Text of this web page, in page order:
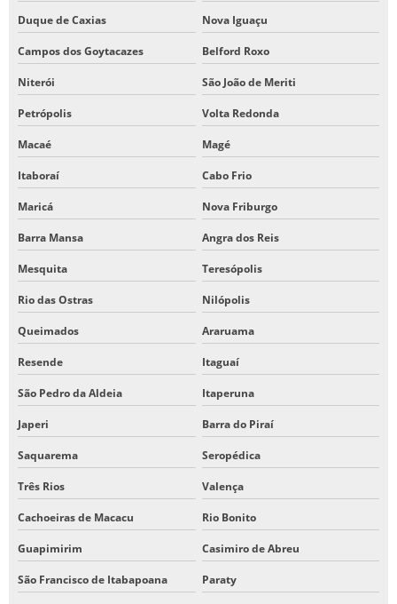
RETIFICA DE FERRAMENTAS
RETIFICA PARA FACAS DE MOINHO
SERVIÇO DE FRESAMENTO
USINAGEM DE LATERAIS DE MAQUINAS
USINAGEM LONGA
USINAR PARTES DE MAQUINAS
CORTE E CONFORMAÇÃO DE METAIS
ESTAMPAGEM DE CHAPAS DE AÇO
FACAS INDUSTRIAIS
FACA CHAPA
Duque de Caxias Nova Iguaçu
Campos dos Goytacazes Belford Roxo
Niterói São João de Meriti
Petrópolis Volta Redonda
Macaé Magé
Itaboraí Cabo Frio
Maricá Nova Friburgo
Barra Mansa Angra dos Reis
Mesquita Teresópolis
Rio das Ostras Nilópolis
Queimados Araruama
Resende Itaguaí
São Pedro da Aldeia Itaperuna
Japeri Barra do Piraí
Saquarema Seropédica
Três Rios Valença
Cachoeiras de Macacu Rio Bonito
Guapimirim Casimiro de Abreu
São Francisco de Itabapoana Paraty